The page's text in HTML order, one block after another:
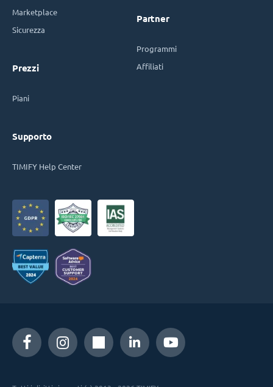
Marketplace
Sicurezza
Prezzi
Piani
Supporto
TIMIFY Help Center
Partner
Programmi
Affiliati